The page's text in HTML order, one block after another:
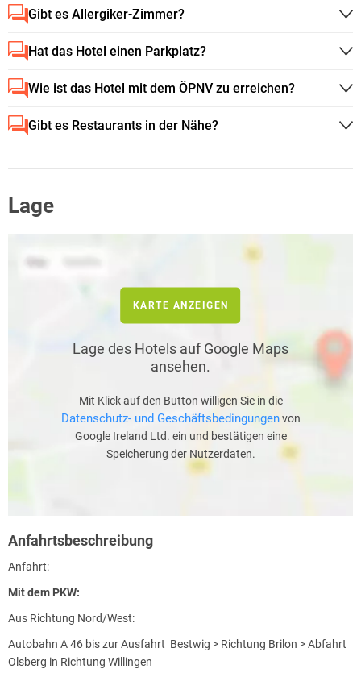
Gibt es Allergiker-Zimmer?
Hat das Hotel einen Parkplatz?
Wie ist das Hotel mit dem ÖPNV zu erreichen?
Gibt es Restaurants in der Nähe?
Lage
KARTE ANZEIGEN
Lage des Hotels auf Google Maps
ansehen.
Mit Klick auf den Button willigen Sie in die
Datenschutz- und Geschäftsbedingungenvon
Google Ireland Ltd. ein und bestätigen eine
Speicherung der Nutzerdaten.
Anfahrtsbeschreibung
Anfahrt:
Mit dem PKW:
Aus Richtung Nord/West:
Autobahn A 46 bis zur Ausfahrt Bestwig > Richtung Brilon > Abfahrt
Olsberg in Richtung Willingen